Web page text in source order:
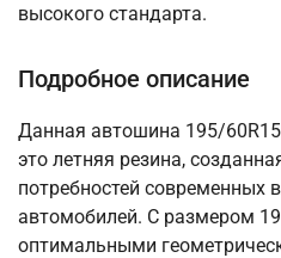
высокого стандарта.
Подробное описание
Данная автошина 195/60R15
это летняя резина,
потребностей современных
автомобилей. С размером
оптимальными